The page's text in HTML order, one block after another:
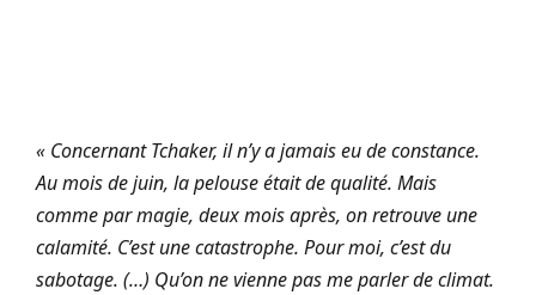
« Concernant Tchaker, il n’y a jamais eu de constance.
Au mois de juin, la pelouse était de qualité. Mais
comme par magie, deux mois après, on retrouve une
calamité. C’est une catastrophe. Pour moi, c’est du
sabotage. (…) Qu’on ne vienne pas me parler de climat.